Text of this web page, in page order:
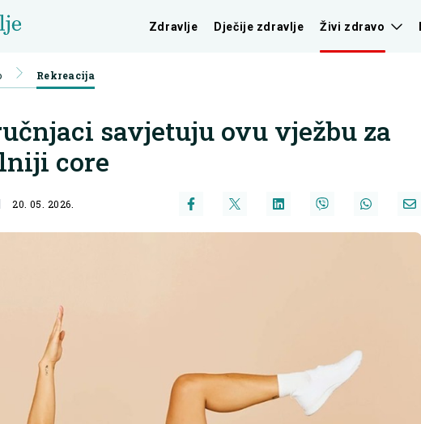
Zdravlje Dječije zdravlje Živi zdravo
Rekreacija
savjetuju ovu vježbu za
core
20. 05. 2026.